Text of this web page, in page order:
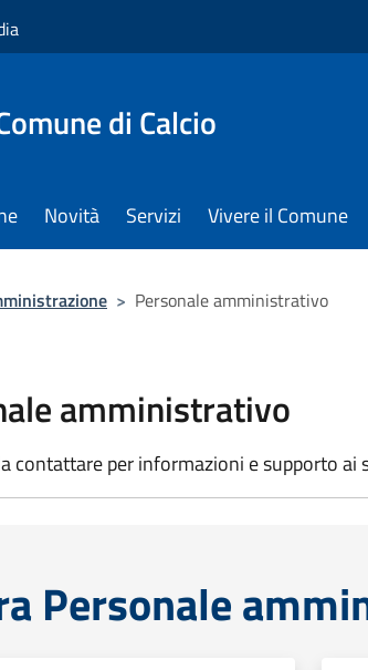
di Calcio
Novità Servizi Vivere il Comune
> Personale amministrativo
amministrativo
contattare per informazioni e supporto ai
Personale